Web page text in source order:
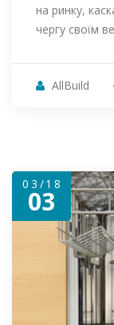
на ринку,
чергу своїм
AllBuild
03/18
03